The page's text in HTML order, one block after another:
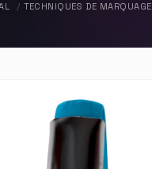
TECHNIQUES DE MARQUAGE